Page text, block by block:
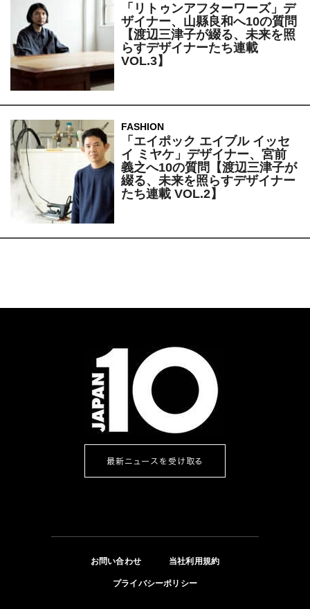
「リトゥンアフターワーズ」デ
ザイナー、山縣良和へ10の質問
【渡辺三津子が綴る、未来を照
らすデザイナーたち連載
VOL.3】
FASHION
「エイポック エイブル イッセ
イ ミヤケ」デザイナー、宮前
義之へ10の質問【渡辺三津子が
綴る、未来を照らすデザイナー
たち連載 VOL.2】
最新ニュースを受け取る
お問い合わせ 当社利用規約
プライバシーポリシー